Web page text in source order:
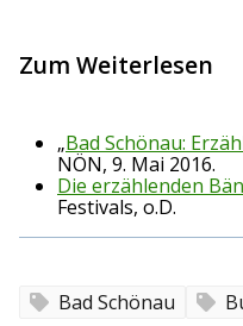
Zum Weiterlesen
„Bad Schönau:
NÖN, 9. Mai 2016.
Die erzählenden
Festivals, o.D.
Bad Schönau